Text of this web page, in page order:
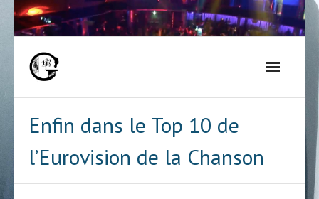
Skip
to
Enfin dans le Top 10 de
l’Eurovision de la Chanson